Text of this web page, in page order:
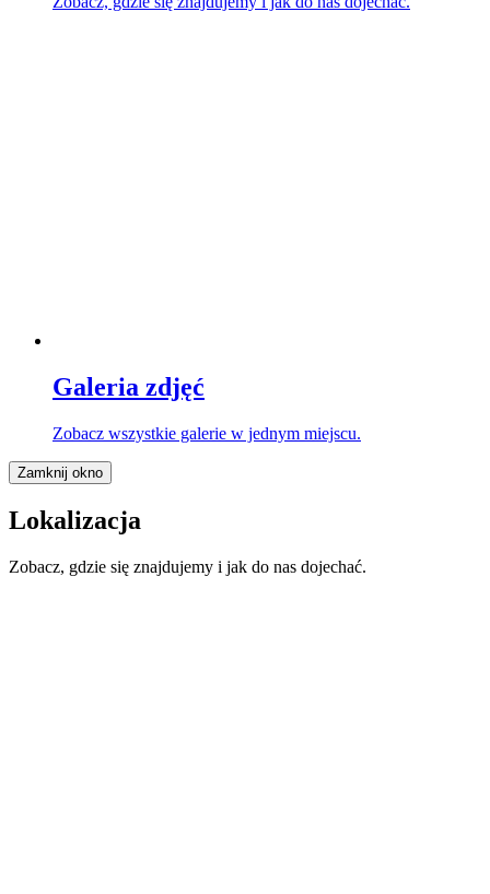
Galeria zdjęć
Zobacz wszystkie galerie w jednym miejscu.
Zamknij okno
Lokalizacja
Zobacz, gdzie się znajdujemy i jak do nas dojechać.